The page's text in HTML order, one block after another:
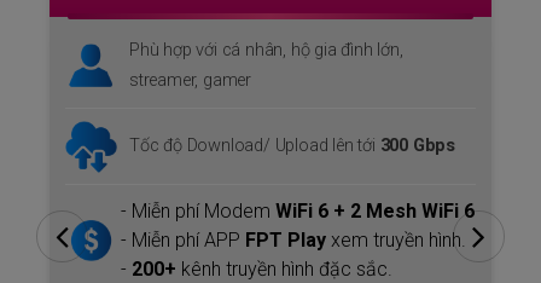
Phù hợp với cá nhân, hộ gia đình lớn,
streamer, gamer
Tốc độ Download/ Upload lên tới 300 Gbps
- Miễn phí Modem WiFi 6 + 2 Mesh WiFi 6
- Miễn phí APP FPT Play xem truyền hình.
- 200+ kênh truyền hình đặc sắc.